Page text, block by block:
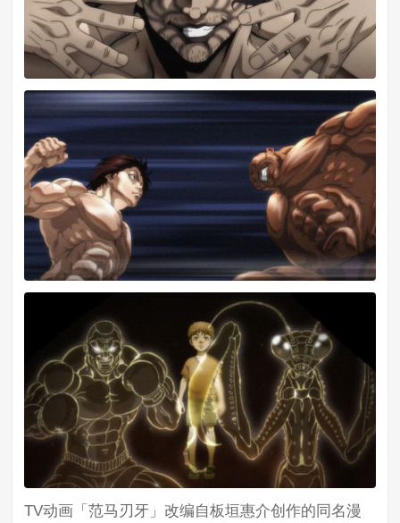
TV动画「范马刃牙」改编自板垣惠介创作的同名漫